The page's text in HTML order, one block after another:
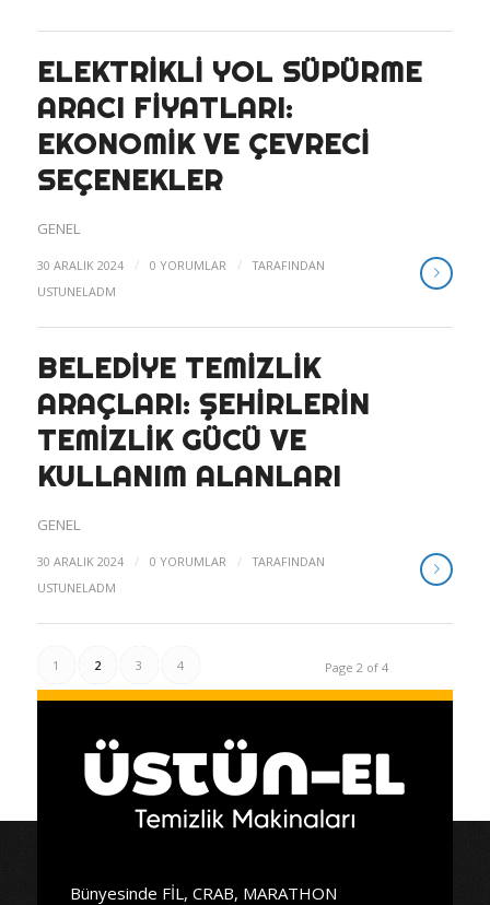
ELEKTRIKLI YOL SÜPÜRME
ARACI FIYATLARI:
EKONOMIK VE ÇEVRECI
SEÇENEKLER
GENEL
30 ARALIK 2024 / 0 YORUMLAR /
TARAFINDAN
USTUNELADM
BELEDIYE TEMIZLIK
ARAÇLARI: ŞEHIRLERIN
TEMIZLIK GÜCÜ VE
KULLANIM ALANLARI
GENEL
30 ARALIK 2024 / 0 YORUMLAR /
TARAFINDAN
USTUNELADM
Page 2 of 4
1 2 3 4
Bünyesinde FİL, CRAB, MARATHON